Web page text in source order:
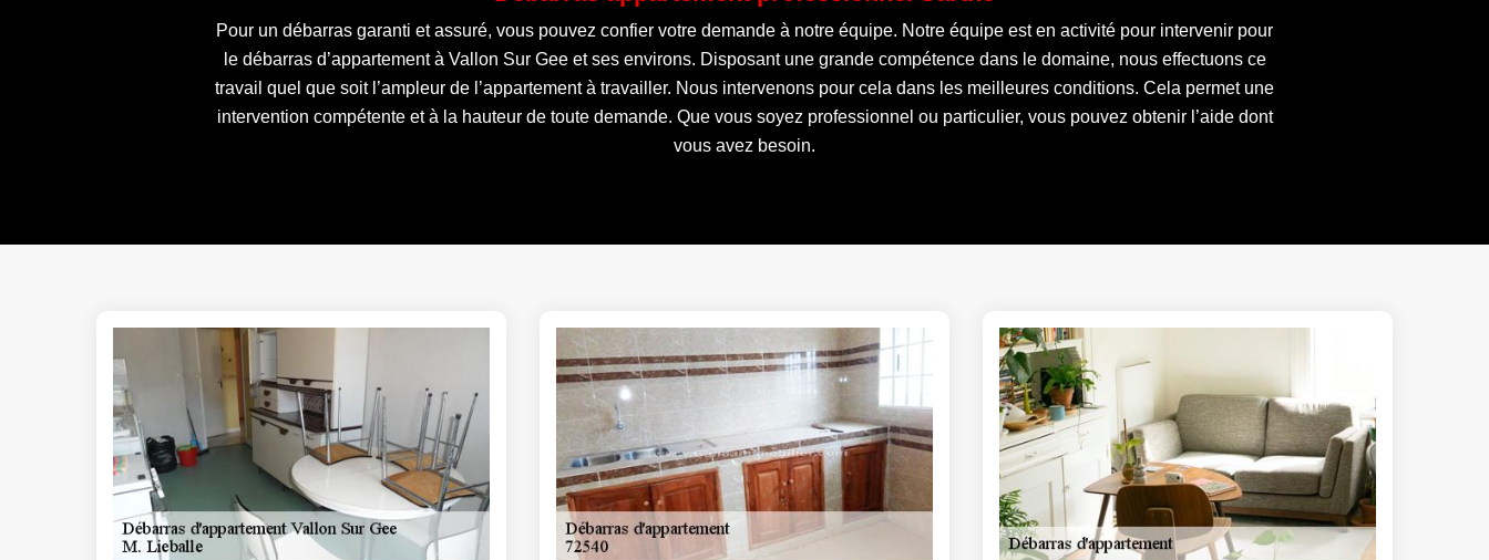
Pour un débarras garanti et assuré, vous pouvez confier votre demande à notre équipe. Notre équipe est en activité pour intervenir pour
le débarras d’appartement à Vallon Sur Gee et ses environs. Disposant une grande compétence dans le domaine, nous effectuons ce
travail quel que soit l’ampleur de l’appartement à travailler. Nous intervenons pour cela dans les meilleures conditions. Cela permet une
intervention compétente et à la hauteur de toute demande. Que vous soyez professionnel ou particulier, vous pouvez obtenir l’aide dont
vous avez besoin.